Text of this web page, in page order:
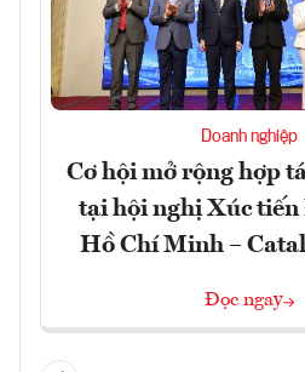
Doanh nghiệp
Cơ hội mở rộng hợp
tại hội nghị Xúc tiến
Hồ Chí Minh –
Đọc ngay